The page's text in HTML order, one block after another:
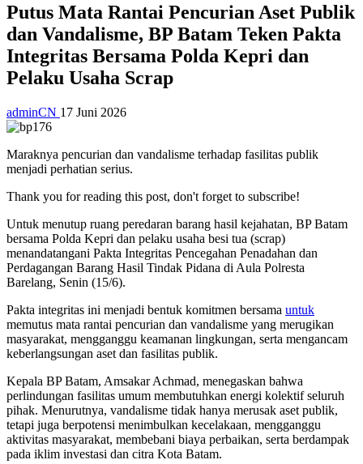
Putus Mata Rantai Pencurian Aset Publik
dan Vandalisme, BP Batam Teken Pakta
Integritas Bersama Polda Kepri dan
Pelaku Usaha Scrap
adminCN 17 Juni 2026
Maraknya pencurian dan vandalisme terhadap fasilitas publik
menjadi perhatian serius.
Thank you for reading this post, don't forget to subscribe!
Untuk menutup ruang peredaran barang hasil kejahatan, BP Batam
bersama Polda Kepri dan pelaku usaha besi tua (scrap)
menandatangani Pakta Integritas Pencegahan Penadahan dan
Perdagangan Barang Hasil Tindak Pidana di Aula Polresta
Barelang, Senin (15/6).
Pakta integritas ini menjadi bentuk komitmen bersama untuk
memutus mata rantai pencurian dan vandalisme yang merugikan
masyarakat, mengganggu keamanan lingkungan, serta mengancam
keberlangsungan aset dan fasilitas publik.
Kepala BP Batam, Amsakar Achmad, menegaskan bahwa
perlindungan fasilitas umum membutuhkan energi kolektif seluruh
pihak. Menurutnya, vandalisme tidak hanya merusak aset publik,
tetapi juga berpotensi menimbulkan kecelakaan, mengganggu
aktivitas masyarakat, membebani biaya perbaikan, serta berdampak
pada iklim investasi dan citra Kota Batam.